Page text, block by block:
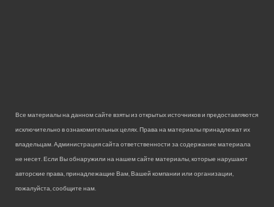
Все материалы на данном сайте взяты из открытых источников и предоставляются
исключительно в ознакомительных целях. Права на материалы принадлежат их
владельцам. Администрация сайта ответственности за содержание материала
не несет. Если Вы обнаружили на нашем сайте материалы, которые нарушают
авторские права, принадлежащие Вам, Вашей компании или организации,
пожалуйста, сообщите нам.